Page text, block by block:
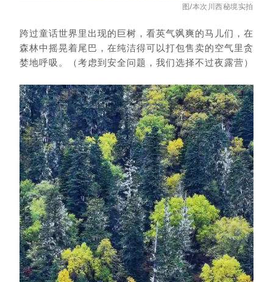
图/本次川西秘境实拍
跨过童话世界里出现的巨树，看英气飒爽的马儿们，在
森林中摇晃着尾巴，在纯洁得可以打包售卖的空气里贪
婪地呼吸。（考虑到安全问题，我们选择不过夜露营）